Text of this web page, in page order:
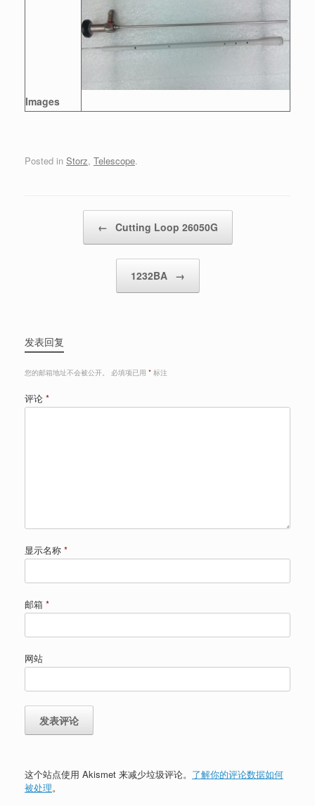
Images
Posted in Storz, Telescope.
← Cutting Loop 26050G
1232BA →
发表回复
您的邮箱地址不会被公开。 必填项已用 * 标注
评论 *
显示名称 *
邮箱 *
网站
这个站点使用 Akismet 来减少垃圾评论。 了解你的评论数据如何
被处理。